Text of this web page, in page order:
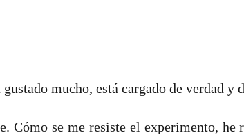
mucho, está cargado de verdad y
se me resiste el experimento, he